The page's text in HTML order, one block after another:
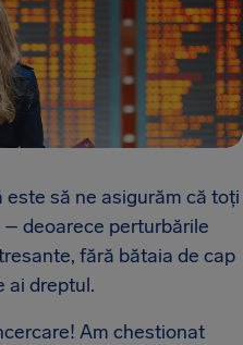
să ne asigurăm că toți
deoarece perturbările
fără bătaia de cap
ai dreptul.
Am chestionat